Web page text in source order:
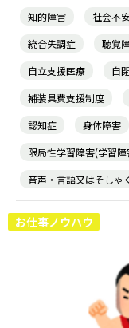
知的障害
社会不
統合失調症
聴覚
自立支援医療
自
補装具費支援制度
認知症
身体障害
限局性学習障害(学習障
音声・言語又はそしゃ
お仕事ノウハウ